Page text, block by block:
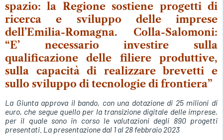
spazio: la Regione sostiene progetti di
ricerca e sviluppo delle imprese
dell’Emilia-Romagna. Colla-Salomoni:
“E’ necessario investire sulla
qualificazione delle filiere produttive,
sulla capacità di realizzare brevetti e
sullo sviluppo di tecnologie di frontiera”
La Giunta approva il bando, con una dotazione di 25 milioni di
euro, che segue quello per la transizione digitale delle imprese,
per il quale sono in corso le valutazioni degli 890 progetti
presentati. La presentazione dal 1 al 28 febbraio 2023